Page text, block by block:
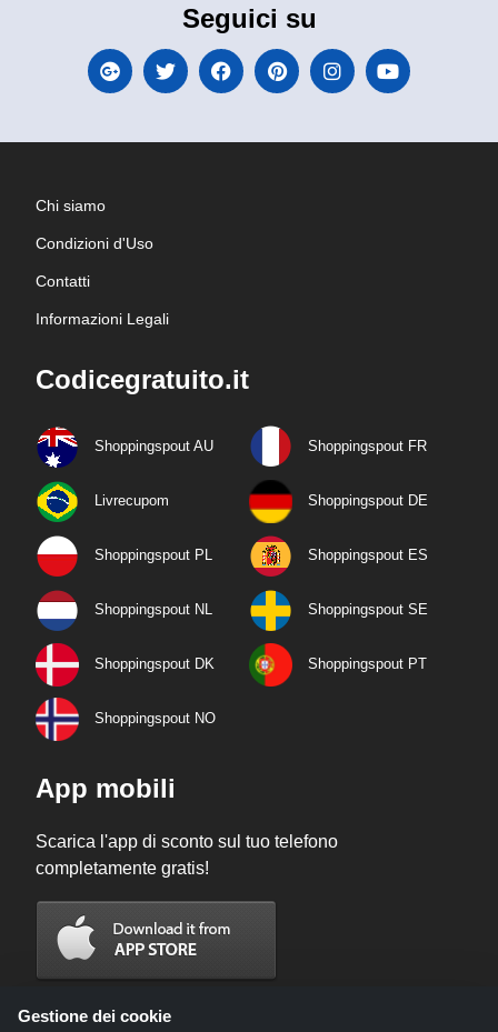
Seguici su
Chi siamo
Condizioni d'Uso
Contatti
Informazioni Legali
Codicegratuito.it
Shoppingspout AU Shoppingspout FR
Livrecupom Shoppingspout DE
Shoppingspout PL Shoppingspout ES
Shoppingspout NL Shoppingspout SE
Shoppingspout DK Shoppingspout PT
Shoppingspout NO
App mobili
Scarica l'app di sconto sul tuo telefono
completamente gratis!
Gestione dei cookie